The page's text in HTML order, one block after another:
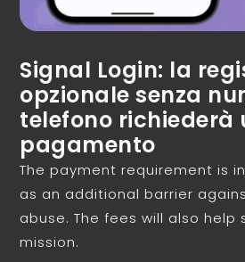
Signal Login: la
opzionale senza
telefono richiederà
pagamento
The payment requirement is
as an additional barrier
abuse. The fees will also help
mission.